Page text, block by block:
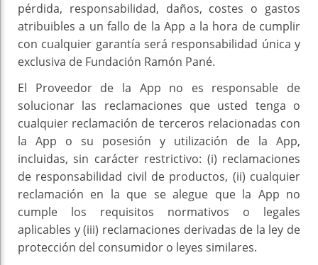
pérdida, responsabilidad, daños, costes o gastos
atribuibles a un fallo de la App a la hora de cumplir
con cualquier garantía será responsabilidad única y
exclusiva de Fundación Ramón Pané.
El Proveedor de la App no es responsable de
solucionar las reclamaciones que usted tenga o
cualquier reclamación de terceros relacionadas con
la App o su posesión y utilización de la App,
incluidas, sin carácter restrictivo: (i) reclamaciones
de responsabilidad civil de productos, (ii) cualquier
reclamación en la que se alegue que la App no
cumple los requisitos normativos o legales
aplicables y (iii) reclamaciones derivadas de la ley de
protección del consumidor o leyes similares.